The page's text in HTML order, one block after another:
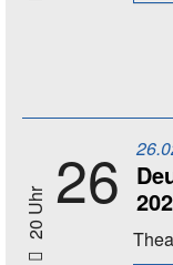
20 Uhr 26